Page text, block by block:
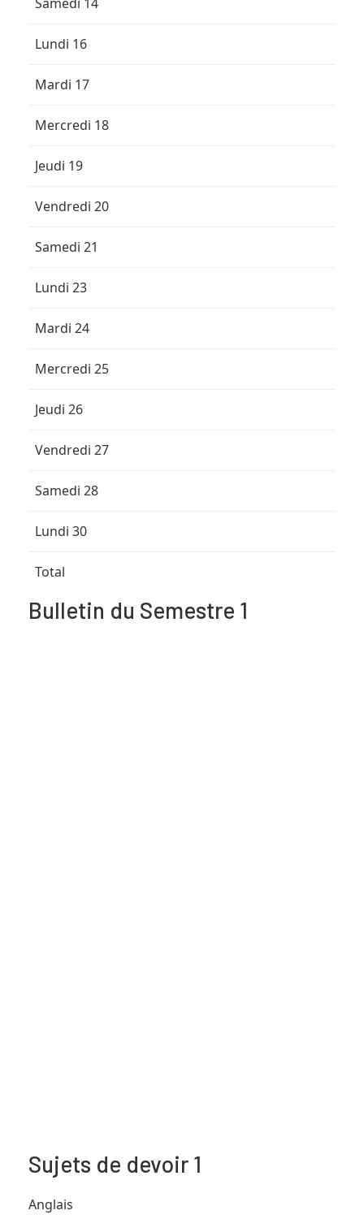
Lundi 16
Mardi 17
Mercredi 18
Jeudi 19
Vendredi 20
Samedi 21
Lundi 23
Mardi 24
Mercredi 25
Jeudi 26
Vendredi 27
Samedi 28
Lundi 30
Total
Bulletin du Semestre 1
Sujets de devoir 1
Anglais